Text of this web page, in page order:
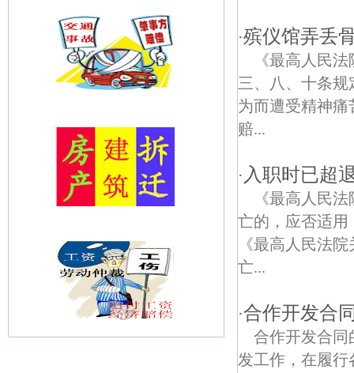
·殡仪馆弄丢
《最高人民
三、八、十条
为而遭受精神
赔...
· 入职时已超
《最高人民
亡的，应否适用
《最高人民法
亡...
·合作开发合
合作开发合同
发工作，在履